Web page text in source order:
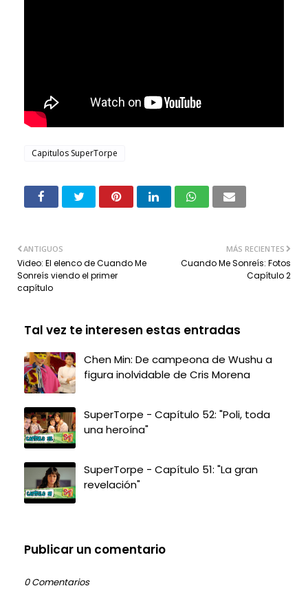
Capitulos SuperTorpe
MÁS RECIENTES
Cuando Me Sonreís: Fotos
Capítulo 2
ANTIGUOS
Video: El elenco de Cuando Me
Sonreís viendo el primer
capítulo
Tal vez te interesen estas entradas
Chen Min: De campeona de Wushu a
figura inolvidable de Cris Morena
SuperTorpe - Capítulo 52: "Poli, toda
una heroína"
SuperTorpe - Capítulo 51: "La gran
revelación"
Publicar un comentario
0 Comentarios